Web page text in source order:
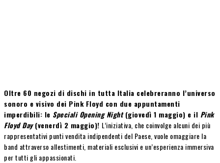
Oltre 60 negozi di dischi in tutta Italia celebreranno l’universo
sonoro e visivo dei Pink Floyd con due appuntamenti
imperdibili: le Speciali Opening Night(giovedì 1 maggio) e il Pink
Floyd Day(venerdì 2 maggio)! L’iniziativa, che coinvolge alcuni dei più
rappresentativi punti vendita indipendenti del Paese, vuole omaggiare la
band attraverso allestimenti, materiali esclusivi e un’esperienza immersiva
per tutti gli appassionati.